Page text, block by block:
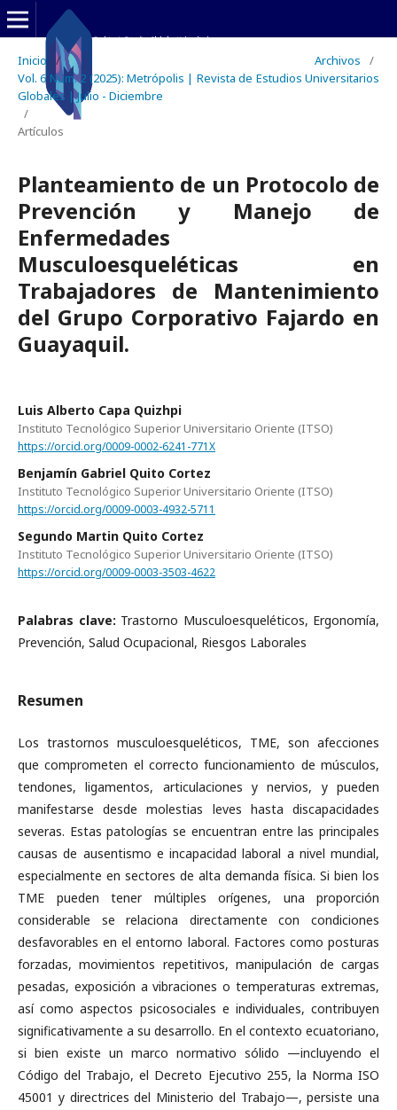
Inicio / Archivos
/
Vol. 6 Núm. 2 (2025): Metrópolis | Revista de Estudios Universitarios
Globales | Julio - Diciembre
/
Artículos
Planteamiento de un Protocolo de
Prevención y Manejo de
Enfermedades
Musculoesqueléticas en
Trabajadores de Mantenimiento
del Grupo Corporativo Fajardo en
Guayaquil.
Luis Alberto Capa Quizhpi
Instituto Tecnológico Superior Universitario Oriente (ITSO)
https://orcid.org/0009-0002-6241-771X
Benjamín Gabriel Quito Cortez
Instituto Tecnológico Superior Universitario Oriente (ITSO)
https://orcid.org/0009-0003-4932-5711
Segundo Martin Quito Cortez
Instituto Tecnológico Superior Universitario Oriente (ITSO)
https://orcid.org/0009-0003-3503-4622
Palabras clave: Trastorno Musculoesqueléticos, Ergonomía,
Prevención, Salud Ocupacional, Riesgos Laborales
Resumen
Los trastornos musculoesqueléticos, TME, son afecciones
que comprometen el correcto funcionamiento de músculos,
tendones, ligamentos, articulaciones y nervios, y pueden
manifestarse desde molestias leves hasta discapacidades
severas. Estas patologías se encuentran entre las principales
causas de ausentismo e incapacidad laboral a nivel mundial,
especialmente en sectores de alta demanda física. Si bien los
TME pueden tener múltiples orígenes, una proporción
considerable se relaciona directamente con condiciones
desfavorables en el entorno laboral. Factores como posturas
forzadas, movimientos repetitivos, manipulación de cargas
pesadas, exposición a vibraciones o temperaturas extremas,
así como aspectos psicosociales e individuales, contribuyen
significativamente a su desarrollo. En el contexto ecuatoriano,
si bien existe un marco normativo sólido —incluyendo el
Código del Trabajo, el Decreto Ejecutivo 255, la Norma ISO
45001 y directrices del Ministerio del Trabajo—, persiste una